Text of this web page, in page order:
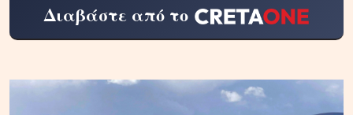
Διαβάστε από το